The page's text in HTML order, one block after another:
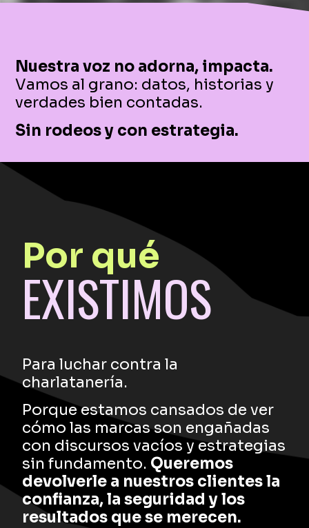
Nuestra voz no adorna, impacta.
Vamos al grano: datos, historias y
verdades bien contadas.
Sin rodeos y con estrategia.
Por qué
EXISTIMOS
Para luchar contra la
charlatanería.
Porque estamos cansados de ver
cómo las marcas son engañadas
con discursos vacíos y estrategias
sin fundamento. Queremos
devolverle a nuestros clientes la
confianza, la seguridad y los
resultados que se merecen.